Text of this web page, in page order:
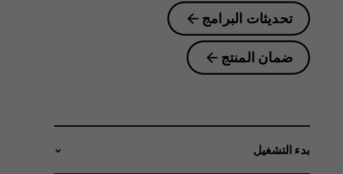
تحديثات البرامج
ضمان المنتج
بدء التشغيل